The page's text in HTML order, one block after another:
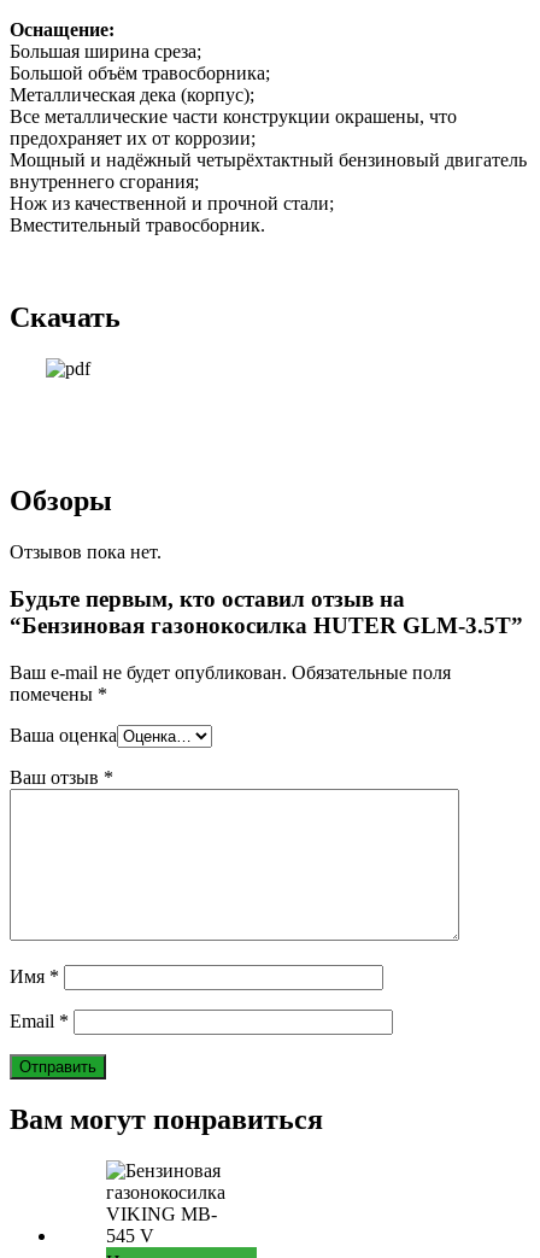
Оснащение:
Большая ширина среза;
Большой объём травосборника;
Металлическая дека (корпус);
Все металлические части конструкции окрашены, что
предохраняет их от коррозии;
Мощный и надёжный четырёхтактный бензиновый двигатель
внутреннего сгорания;
Нож из качественной и прочной стали;
Вместительный травосборник.
Скачать
Обзоры
Отзывов пока нет.
Будьте первым, кто оставил отзыв на
“Бензиновая газонокосилка HUTER GLM-3.5T”
Ваш e-mail не будет опубликован. Обязательные поля
помечены *
Ваша оценка
Ваш отзыв *
Имя *
Email *
Вам могут понравиться